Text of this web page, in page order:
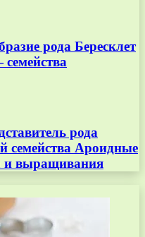
рода Бересклет
рода
семейства Ароидные
и выращивания